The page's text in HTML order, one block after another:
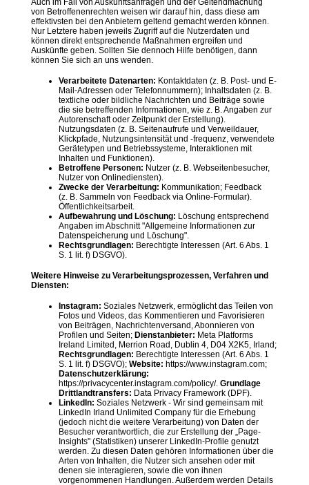
Auch im Fall von Auskunftsanfragen und der Geltendmachung
von Betroffenenrechten weisen wir darauf hin, dass diese am
effektivsten bei den Anbietern geltend gemacht werden können.
Nur Letztere haben jeweils Zugriff auf die Nutzerdaten und
können direkt entsprechende Maßnahmen ergreifen und
Auskünfte geben. Sollten Sie dennoch Hilfe benötigen, dann
können Sie sich an uns wenden.
Verarbeitete Datenarten: Kontaktdaten (z. B. Post- und E-
Mail-Adressen oder Telefonnummern); Inhaltsdaten (z. B.
textliche oder bildliche Nachrichten und Beiträge sowie
die sie betreffenden Informationen, wie z. B. Angaben zur
Autorenschaft oder Zeitpunkt der Erstellung).
Nutzungsdaten (z. B. Seitenaufrufe und Verweildauer,
Klickpfade, Nutzungsintensität und -frequenz, verwendete
Gerätetypen und Betriebssysteme, Interaktionen mit
Inhalten und Funktionen).
Betroffene Personen: Nutzer (z. B. Webseitenbesucher,
Nutzer von Onlinediensten).
Zwecke der Verarbeitung: Kommunikation; Feedback
(z. B. Sammeln von Feedback via Online-Formular).
Öffentlichkeitsarbeit.
Aufbewahrung und Löschung: Löschung entsprechend
Angaben im Abschnitt "Allgemeine Informationen zur
Datenspeicherung und Löschung".
Rechtsgrundlagen: Berechtigte Interessen (Art. 6 Abs. 1
S. 1 lit. f) DSGVO).
Weitere Hinweise zu Verarbeitungsprozessen, Verfahren und
Diensten:
Instagram: Soziales Netzwerk, ermöglicht das Teilen von
Fotos und Videos, das Kommentieren und Favorisieren
von Beiträgen, Nachrichtenversand, Abonnieren von
Profilen und Seiten; Dienstanbieter: Meta Platforms
Ireland Limited, Merrion Road, Dublin 4, D04 X2K5, Irland;
Rechtsgrundlagen: Berechtigte Interessen (Art. 6 Abs. 1
S. 1 lit. f) DSGVO); Website: https://www.instagram.com;
Datenschutzerklärung:
https://privacycenter.instagram.com/policy/. Grundlage
Drittlandtransfers: Data Privacy Framework (DPF).
LinkedIn: Soziales Netzwerk - Wir sind gemeinsam mit
LinkedIn Irland Unlimited Company für die Erhebung
(jedoch nicht die weitere Verarbeitung) von Daten der
Besucher verantwortlich, die zur Erstellung der „Page-
Insights" (Statistiken) unserer LinkedIn-Profile genutzt
werden. Zu diesen Daten gehören Informationen über die
Arten von Inhalten, die Nutzer sich ansehen oder mit
denen sie interagieren, sowie die von ihnen
vorgenommenen Handlungen. Außerdem werden Details